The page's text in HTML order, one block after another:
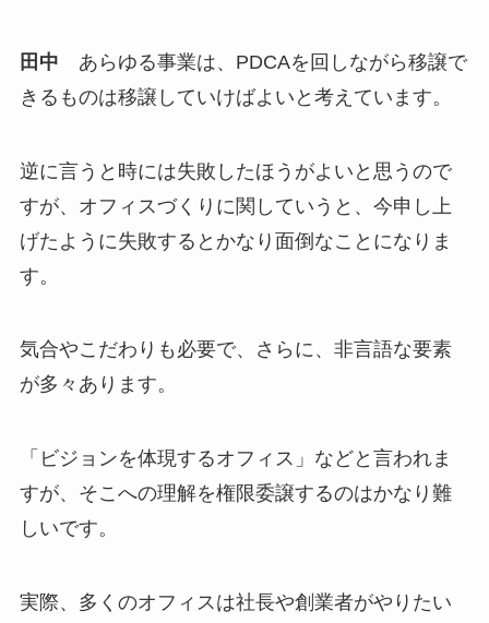
田中 あらゆる事業は、PDCAを回しながら移譲で
きるものは移譲していけばよいと考えています。
逆に言うと時には失敗したほうがよいと思うので
すが、オフィスづくりに関していうと、今申し上
げたように失敗するとかなり面倒なことになりま
す。
気合やこだわりも必要で、さらに、非言語な要素
が多々あります。
「ビジョンを体現するオフィス」などと言われま
すが、そこへの理解を権限委譲するのはかなり難
しいです。
実際、多くのオフィスは社長や創業者がやりたい